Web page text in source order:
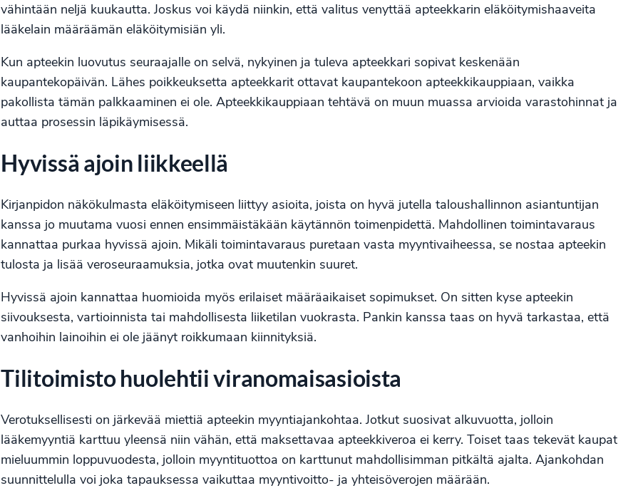
vähintään neljä kuukautta. Joskus voi käydä niinkin, että valitus venyttää apteekkarin eläköitymishaaveita
lääkelain määräämän eläköitymisiän yli.
Kun apteekin luovutus seuraajalle on selvä, nykyinen ja tuleva apteekkari sopivat keskenään
kaupantekopäivän. Lähes poikkeuksetta apteekkarit ottavat kaupantekoon apteekkikauppiaan, vaikka
pakollista tämän palkkaaminen ei ole. Apteekkikauppiaan tehtävä on muun muassa arvioida varastohinnat ja
auttaa prosessin läpikäymisessä.
Hyvissä ajoin liikkeellä
Kirjanpidon näkökulmasta eläköitymiseen liittyy asioita, joista on hyvä jutella taloushallinnon asiantuntijan
kanssa jo muutama vuosi ennen ensimmäistäkään käytännön toimenpidettä. Mahdollinen toimintavaraus
kannattaa purkaa hyvissä ajoin. Mikäli toimintavaraus puretaan vasta myyntivaiheessa, se nostaa apteekin
tulosta ja lisää veroseuraamuksia, jotka ovat muutenkin suuret.
Hyvissä ajoin kannattaa huomioida myös erilaiset määräaikaiset sopimukset. On sitten kyse apteekin
siivouksesta, vartioinnista tai mahdollisesta liiketilan vuokrasta. Pankin kanssa taas on hyvä tarkastaa, että
vanhoihin lainoihin ei ole jäänyt roikkumaan kiinnityksiä.
Tilitoimisto huolehtii viranomaisasioista
Verotuksellisesti on järkevää miettiä apteekin myyntiajankohtaa. Jotkut suosivat alkuvuotta, jolloin
lääkemyyntiä karttuu yleensä niin vähän, että maksettavaa apteekkiveroa ei kerry. Toiset taas tekevät kaupat
mieluummin loppuvuodesta, jolloin myyntituottoa on karttunut mahdollisimman pitkältä ajalta. Ajankohdan
suunnittelulla voi joka tapauksessa vaikuttaa myyntivoitto- ja yhteisöverojen määrään.